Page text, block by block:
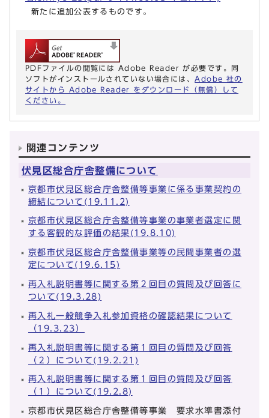
新たに追加公表するものです。
PDFファイルの閲覧には Adobe Reader が必要です。同
ソフトがインストールされていない場合には、 Adobe 社の
サイトから Adobe Reader をダウンロード（無償）して
ください。
関連コンテンツ
伏見区総合庁舎整備について
京都市伏見区総合庁舎整備等事業に係る事業契約の
締結について(19.11.2)
京都市伏見区総合庁舎整備等事業の事業者選定に関
する客観的な評価の結果(19.8.10)
京都市伏見区総合庁舎整備事業等の民間事業者の選
定について(19.6.15)
再入札説明書等に関する第２回目の質問及び回答に
ついて(19.3.28)
再入札一般競争入札参加資格の確認結果について
（19.3.23）
再入札説明書等に関する第１回目の質問及び回答
（２）について(19.2.21)
再入札説明書等に関する第１回目の質問及び回答
（１）について(19.2.8)
京都市伏見区総合庁舎整備等事業 要求水準書添付